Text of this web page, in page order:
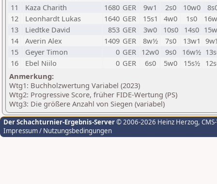
11
Kaza Charith 1680 GER 9w1 2s0 10w0
12
Leonhardt Lukas 1640 GER 15s1 4w0 1s0
13
Liedtke David 853 GER 3w0 10s0 14s0
14
Averin Alex 1409 GER 8w½ 7s0 13w1
15
Geyer Timon 0 GER 12w0 9s0 16w½
16
Ebel Niilo 0 GER 6s0 5w0 15s½
Anmerkung:
Wtg1: Buchholzwertung Variabel (2023)
Wtg2: Progressive Score, früher FIDE-Wertung (PS)
Wtg3: Die größere Anzahl von Siegen (variabel)
Der Schachturnier-Ergebnis-Server© 2006-2026 Heinz Herzog,
Impressum / Nutzungsbedingungen